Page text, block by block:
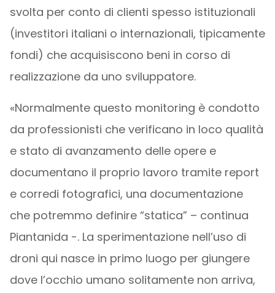
svolta per conto di clienti spesso istituzionali
(investitori italiani o internazionali, tipicamente
fondi) che acquisiscono beni in corso di
realizzazione da uno sviluppatore.
«Normalmente questo monitoring è condotto
da professionisti che verificano in loco qualità
e stato di avanzamento delle opere e
documentano il proprio lavoro tramite report
e corredi fotografici, una documentazione
che potremmo definire “statica” – continua
Piantanida -. La sperimentazione nell’uso di
droni qui nasce in primo luogo per giungere
dove l’occhio umano solitamente non arriva,